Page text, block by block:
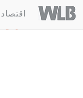
Welovebuzz
اقتصاد
1 مقالة :